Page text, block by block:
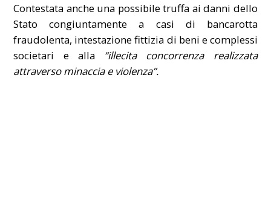
Contestata anche una possibile truffa ai danni dello
Stato congiuntamente a casi di bancarotta
fraudolenta, intestazione fittizia di beni e complessi
societari e alla “illecita concorrenza realizzata
attraverso minaccia e violenza”.